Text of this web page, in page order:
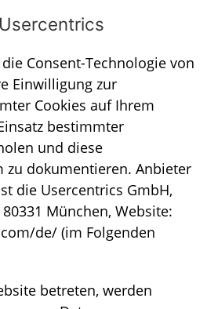
Consent-Technologie von
Einwilligung zur
Cookies auf Ihrem
bestimmter
und diese
zu dokumentieren. Anbieter
die Usercentrics GmbH,
München, Website:
de/ (im Folgenden
betreten, werden